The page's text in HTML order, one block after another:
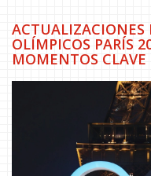
ACTUALIZACIONES
OLÍMPICOS PARÍS
MOMENTOS CLAVE